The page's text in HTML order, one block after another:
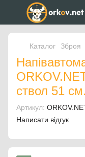
Каталог Зброя
ствол 51 см.
Артикул:
Написати відгук